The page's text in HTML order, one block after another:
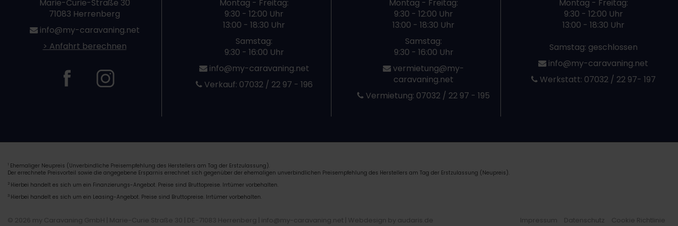
Marie-Curie-Straße 30
71083 Herrenberg
info@my-caravaning.net
> Anfahrt berechnen
Montag - Freitag:
9:30 - 12:00 Uhr
13:00 - 18:30 Uhr
Samstag:
9:30 - 16:00 Uhr
info@my-caravaning.net
Verkauf: 07032 / 22 97 - 196
Montag - Freitag:
9:30 - 12:00 Uhr
13:00 - 18:30 Uhr
Samstag:
9:30 - 16:00 Uhr
vermietung@my-
caravaning.net
Vermietung: 07032 / 22 97 - 195
Montag - Freitag:
9:30 - 12:00 Uhr
13:00 - 18:30 Uhr
Samstag: geschlossen
info@my-caravaning.net
Werkstatt: 07032 / 22 97- 197
1 Ehemaliger Neupreis (Unverbindliche Preisempfehlung des Herstellers am Tag der Erstzulassung).
Der errechnete Preisvorteil sowie die angegebene Ersparnis errechnet sich gegenüber der ehemaligen unverbindlichen Preisempfehlung des Herstellers am Tag der Erstzulassung (Neupreis).
2 Hierbei handelt es sich um ein Finanzierungs-Angebot. Preise sind Bruttopreise. Irrtümer vorbehalten.
3 Hierbei handelt es sich um ein Leasing-Angebot. Preise sind Bruttopreise. Irrtümer vorbehalten.
© 2026 my Caravaning GmbH | Marie-Curie Straße 30 | DE-71083 Herrenberg | info@my-caravaning.net | Webdesign by audaris.de Impressum Datenschutz
Cookie Richtlinie